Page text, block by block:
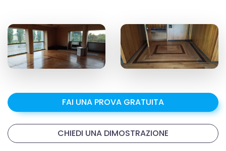
FAI UNA PROVA GRATUITA
CHIEDI UNA DIMOSTRAZIONE